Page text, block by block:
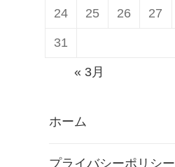
24 25 26 27
31
« 3月
ホーム
プライバシーポリシー